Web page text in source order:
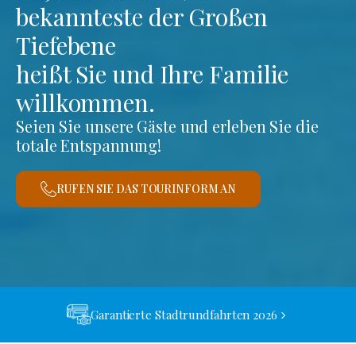
bekannteste der Großen
Tiefebene
heißt Sie und Ihre Familie
willkommen.
Seien Sie unsere Gäste und erleben Sie die
totale Entspannung!
RUFEN SIE DAS TOURINFORM AN
Garantierte Stadtrundfahrten 2026